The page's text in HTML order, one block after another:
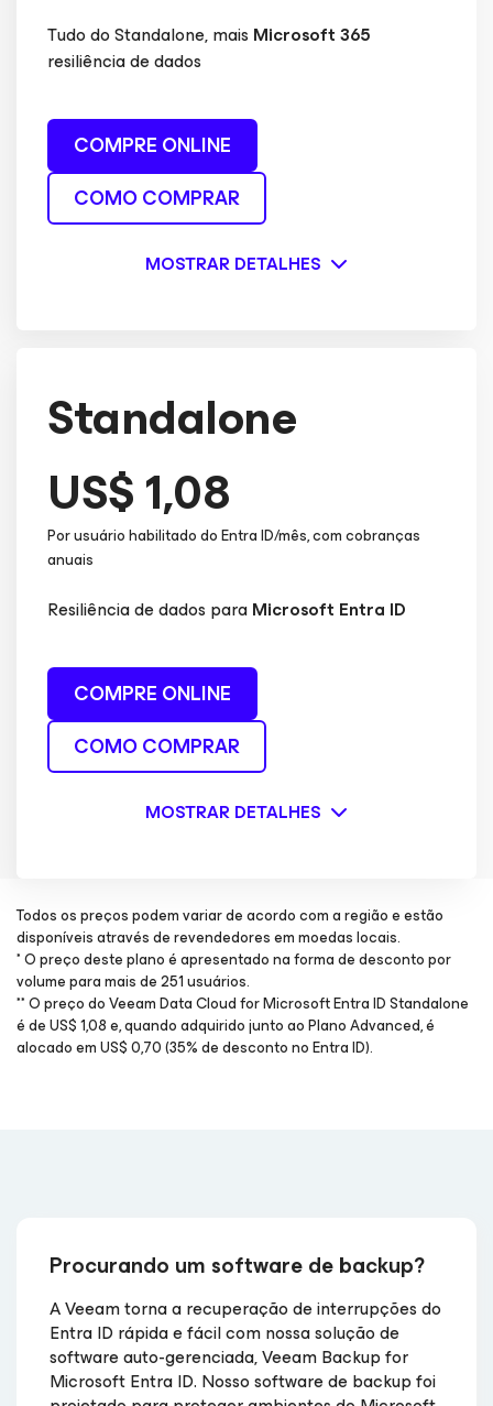
Tudo do Standalone, mais Microsoft 365
resiliência de dados
COMPRE ONLINE
COMO COMPRAR
MOSTRAR DETALHES
Standalone
US$ 1,08
Por usuário habilitado do Entra ID/mês, com cobranças
anuais
Resiliência de dados paraMicrosoft Entra ID
COMPRE ONLINE
COMO COMPRAR
MOSTRAR DETALHES
Todos os preços podem variar de acordo com a região e estão
disponíveis através de revendedores em moedas locais.
* O preço deste plano é apresentado na forma de desconto por
volume para mais de 251 usuários.
** O preço do Veeam Data Cloud for Microsoft Entra ID Standalone
é de US$ 1,08 e, quando adquirido junto ao Plano Advanced, é
alocado em US$ 0,70 (35% de desconto no Entra ID).
Procurando um software de backup?
A Veeam torna a recuperação de interrupções do
Entra ID rápida e fácil com nossa solução de
software auto-gerenciada, Veeam Backupfor
Microsoft Entra ID. Nosso software de backup foi